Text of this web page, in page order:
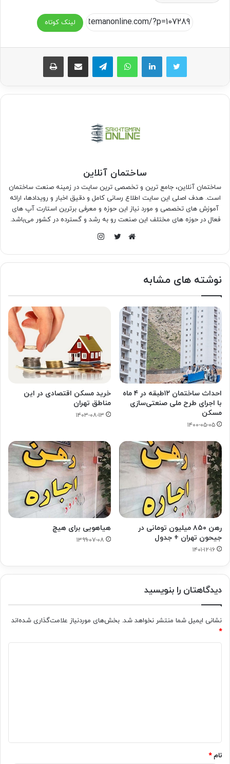
لینک کوتاه
واتس آپ تلگرام اشتراک گذاری از طریق ایمیل چاپ
ساختمان آنلاین
ساختمان آنلاین، جامع ترین و تخصصی ترین سایت در زمینه صنعت ساختمان
است. هدف اصلی این سایت اطلاع رسانی کامل و دقیق اخبار و رویدادها، ارائه
آموزش های تخصصی و مورد نیاز این حوزه و معرفی برترین استارت آپ های
فعال در حوزه های مختلف این صنعت رو به رشد و گسترده در کشور می‌باشد.
نوشته های مشابه
احداث ساختمان ۱۲طبقه در ۴ ماه
با اجرای طرح ملی صنعتی‌سازی
مسکن
۱۴۰۰-۰۵-۰۵
خرید مسکن اقتصادی در این
مناطق تهران
۱۴۰۳-۰۸-۱۳
رهن ۸۵۰ میلیون تومانی در
جیحون تهران + جدول
۱۴۰۱-۱۲-۱۶
هیاهویی برای هیچ
۱۳۹۹-۰۷-۰۸
دیدگاهتان را بنویسید
نشانی ایمیل شما منتشر نخواهد شد. بخش‌های موردنیاز علامت‌گذاری شده‌اند
*
*
نام*